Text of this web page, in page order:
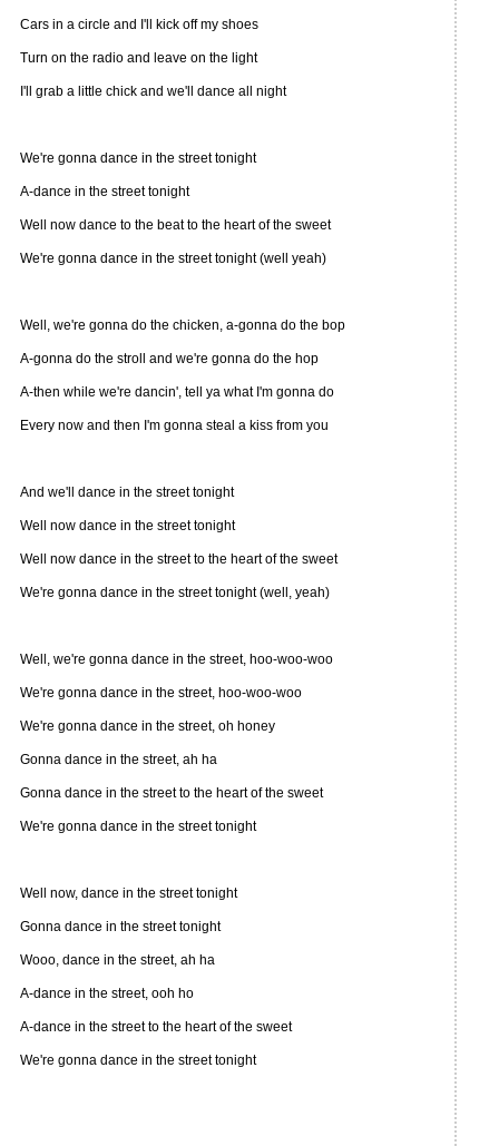
Cars in a circle and I'll kick off my shoes
Turn on the radio and leave on the light
I'll grab a little chick and we'll dance all night
We're gonna dance in the street tonight
A-dance in the street tonight
Well now dance to the beat to the heart of the sweet
We're gonna dance in the street tonight (well yeah)
Well, we're gonna do the chicken, a-gonna do the bop
A-gonna do the stroll and we're gonna do the hop
A-then while we're dancin', tell ya what I'm gonna do
Every now and then I'm gonna steal a kiss from you
And we'll dance in the street tonight
Well now dance in the street tonight
Well now dance in the street to the heart of the sweet
We're gonna dance in the street tonight (well, yeah)
Well, we're gonna dance in the street, hoo-woo-woo
We're gonna dance in the street, hoo-woo-woo
We're gonna dance in the street, oh honey
Gonna dance in the street, ah ha
Gonna dance in the street to the heart of the sweet
We're gonna dance in the street tonight
Well now, dance in the street tonight
Gonna dance in the street tonight
Wooo, dance in the street, ah ha
A-dance in the street, ooh ho
A-dance in the street to the heart of the sweet
We're gonna dance in the street tonight